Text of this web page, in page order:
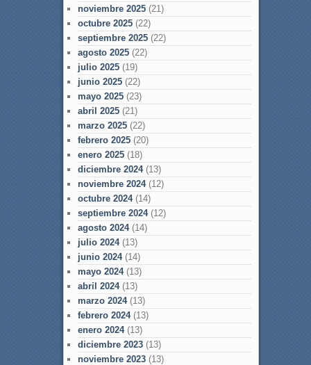
noviembre 2025(21)
octubre 2025(22)
septiembre 2025(22)
agosto 2025(22)
julio 2025(19)
junio 2025(22)
mayo 2025(23)
abril 2025(21)
marzo 2025(22)
febrero 2025(20)
enero 2025(18)
diciembre 2024(13)
noviembre 2024(12)
octubre 2024(14)
septiembre 2024(12)
agosto 2024(14)
julio 2024(13)
junio 2024(14)
mayo 2024(13)
abril 2024(13)
marzo 2024(13)
febrero 2024(13)
enero 2024(13)
diciembre 2023(13)
noviembre 2023(13)